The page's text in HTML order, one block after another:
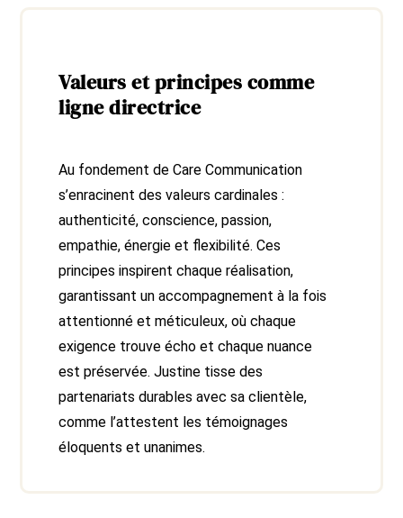
Valeurs et principes comme
ligne directrice
Au fondement de Care Communication
s’enracinent des valeurs cardinales :
authenticité, conscience, passion,
empathie, énergie et flexibilité. Ces
principes inspirent chaque réalisation,
garantissant un accompagnement à la fois
attentionné et méticuleux, où chaque
exigence trouve écho et chaque nuance
est préservée. Justine tisse des
partenariats durables avec sa clientèle,
comme l’attestent les témoignages
éloquents et unanimes.